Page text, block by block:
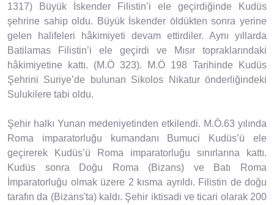
1317) Büyük İskender Filistin’i ele geçirdiğinde Kudüs
şehrine sahip oldu. Büyük İskender öldükten sonra yerine
gelen halifeleri hâkimiyeti devam ettirdiler. Aynı yıllarda
Batilamas Filistin’i ele geçirdi ve Mısır topraklarındaki
hâkimiyetine kattı. (M.Ö 323). M.Ö 198 Tarihinde Kudüs
Şehrini Suriye’de bulunan Sikolos Nikatur önderliğindeki
Sulukilere tabi oldu.
Şehir halkı Yunan medeniyetinden etkilendi. M.Ö.63 yılında
Roma imparatorluğu kumandanı Bumuci Kudüs’ü ele
geçirerek Kudüs’ü Roma imparatorluğu sınırlarına kattı.
Kudüs sonra Doğu Roma (Bizans) ve Batı Roma
İmparatorluğu olmak üzere 2 kısma ayrıldı. Filistin de doğu
tarafın da (Bizans'ta) kaldı. Şehir iktisadi ve ticari olarak 200